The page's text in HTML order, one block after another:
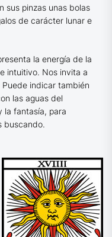
sus pinzas unas bolas
de carácter lunar e
la energía de la
intuitivo. Nos invita a
indicar también
las aguas del
la fantasía, para
buscando.